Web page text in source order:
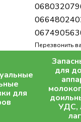
Перезвонить
для
для
УДС,